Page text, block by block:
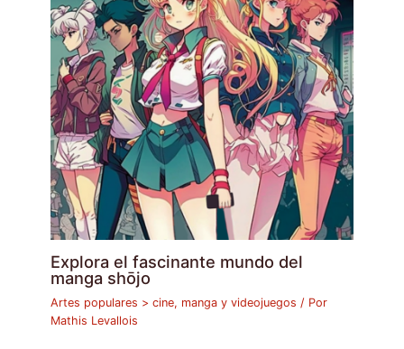
Explora el fascinante mundo del
manga shōjo
Artes populares > cine, manga y videojuegos / Por
Mathis Levallois